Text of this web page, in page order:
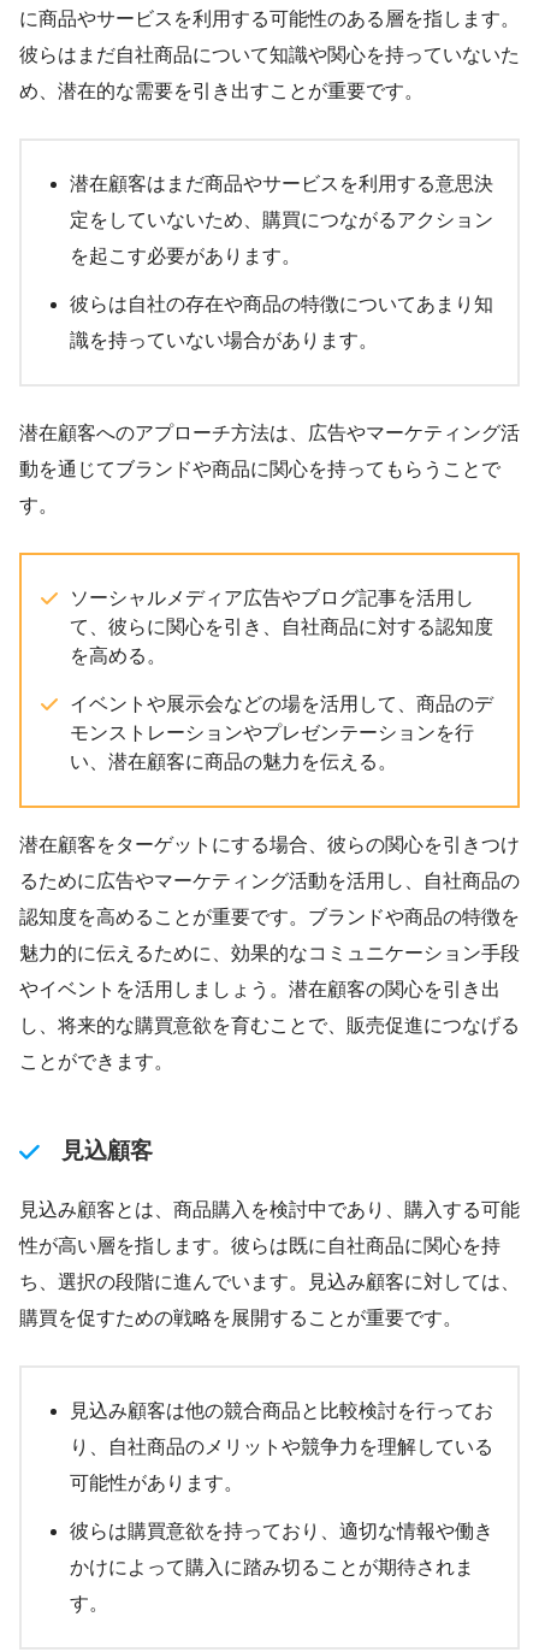
に商品やサービスを利用する可能性のある層を指します。
彼らはまだ自社商品について知識や関心を持っていないた
め、潜在的な需要を引き出すことが重要です。
潜在顧客はまだ商品やサービスを利用する意思決
定をしていないため、購買につながるアクション
を起こす必要があります。
彼らは自社の存在や商品の特徴についてあまり知
識を持っていない場合があります。
潜在顧客へのアプローチ方法は、広告やマーケティング活
動を通じてブランドや商品に関心を持ってもらうことで
す。
ソーシャルメディア広告やブログ記事を活用し
て、彼らに関心を引き、自社商品に対する認知度
を高める。
イベントや展示会などの場を活用して、商品のデ
モンストレーションやプレゼンテーションを行
い、潜在顧客に商品の魅力を伝える。
潜在顧客をターゲットにする場合、彼らの関心を引きつけ
るために広告やマーケティング活動を活用し、自社商品の
認知度を高めることが重要です。ブランドや商品の特徴を
魅力的に伝えるために、効果的なコミュニケーション手段
やイベントを活用しましょう。潜在顧客の関心を引き出
し、将来的な購買意欲を育むことで、販売促進につなげる
ことができます。
見込顧客
見込み顧客とは、商品購入を検討中であり、購入する可能
性が高い層を指します。彼らは既に自社商品に関心を持
ち、選択の段階に進んでいます。見込み顧客に対しては、
購買を促すための戦略を展開することが重要です。
見込み顧客は他の競合商品と比較検討を行ってお
り、自社商品のメリットや競争力を理解している
可能性があります。
彼らは購買意欲を持っており、適切な情報や働き
かけによって購入に踏み切ることが期待されま
す。